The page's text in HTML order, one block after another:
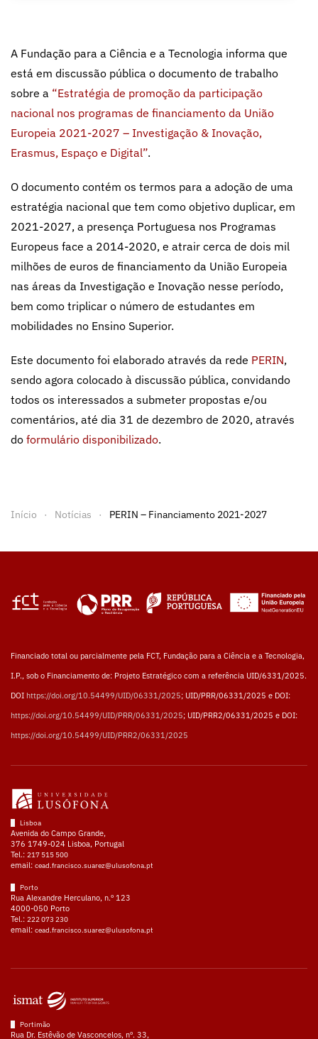
A Fundação para a Ciência e a Tecnologia informa que
está em discussão pública o documento de trabalho
sobre a “Estratégia de promoção da participação
nacional nos programas de financiamento da União
Europeia 2021-2027 – Investigação & Inovação,
Erasmus, Espaço e Digital”.
O documento contém os termos para a adoção de uma
estratégia nacional que tem como objetivo duplicar, em
2021-2027, a presença Portuguesa nos Programas
Europeus face a 2014-2020, e atrair cerca de dois mil
milhões de euros de financiamento da União Europeia
nas áreas da Investigação e Inovação nesse período,
bem como triplicar o número de estudantes em
mobilidades no Ensino Superior.
Este documento foi elaborado através da rede PERIN,
sendo agora colocado à discussão pública, convidando
todos os interessados a submeter propostas e/ou
comentários, até dia 31 de dezembro de 2020, através
do formulário disponibilizado.
Início Notícias PERIN – Financiamento 2021-2027
Financiado total ou parcialmente pela FCT, Fundação para a Ciência e a Tecnologia,
I.P., sob o Financiamento de: Projeto Estratégico com a referência UID/6331/2025.
DOI https://doi.org/10.54499/UID/06331/2025; UID/PRR/06331/2025 e DOI:
https://doi.org/10.54499/UID/PRR/06331/2025; UID/PRR2/06331/2025 e DOI:
https://doi.org/10.54499/UID/PRR2/06331/2025
Lisboa
Avenida do Campo Grande,
376 1749-024 Lisboa, Portugal
Tel.: 217 515 500
email: cead.francisco.suarez@ulusofona.pt
Porto
Rua Alexandre Herculano, n.º 123
4000-050 Porto
Tel.: 222 073 230
email: cead.francisco.suarez@ulusofona.pt
Portimão
Rua Dr. Estêvão de Vasconcelos, nº. 33,